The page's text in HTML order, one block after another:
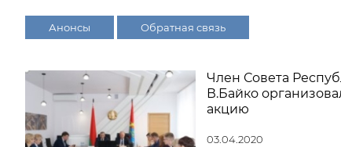
Анонсы Обратная связь
Член Совета
В.Байко
акцию
03.04.2020